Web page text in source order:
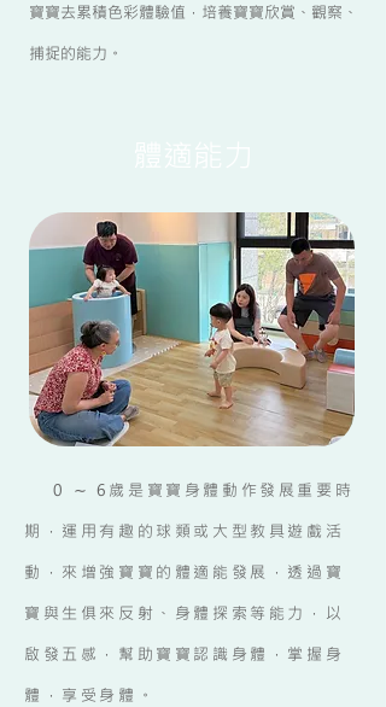
寶寶去累積色彩體驗值，培養寶寶欣賞、觀察、
捕捉的能力。
0 ∼ 6歲是寶寶身體動作發展重要時
期，運用有趣的球類或大型教具遊戲活
動，來增強寶寶的體適能發展，透過寶
寶與生俱來反射、身體探索等能力，以
啟發五感，幫助寶寶認識身體，掌握身
體，享受身體。